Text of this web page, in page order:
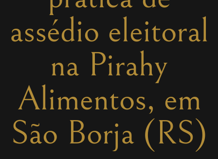
assédio eleitoral
na Pirahy
Alimentos, em
São Borja (RS)